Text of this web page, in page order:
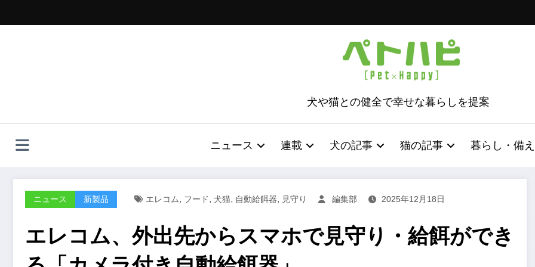
ッ
犬や猫との健全で幸せな暮らしを提案
ニュース 連載 犬の記事 猫の記事 暮らし・備え
ニュース 新製品 エレコム, フード, 犬猫, 自動給餌器, 見守り 編集部 2025年12月18日
エレコム、外出先からスマホで見守り・給餌ができ